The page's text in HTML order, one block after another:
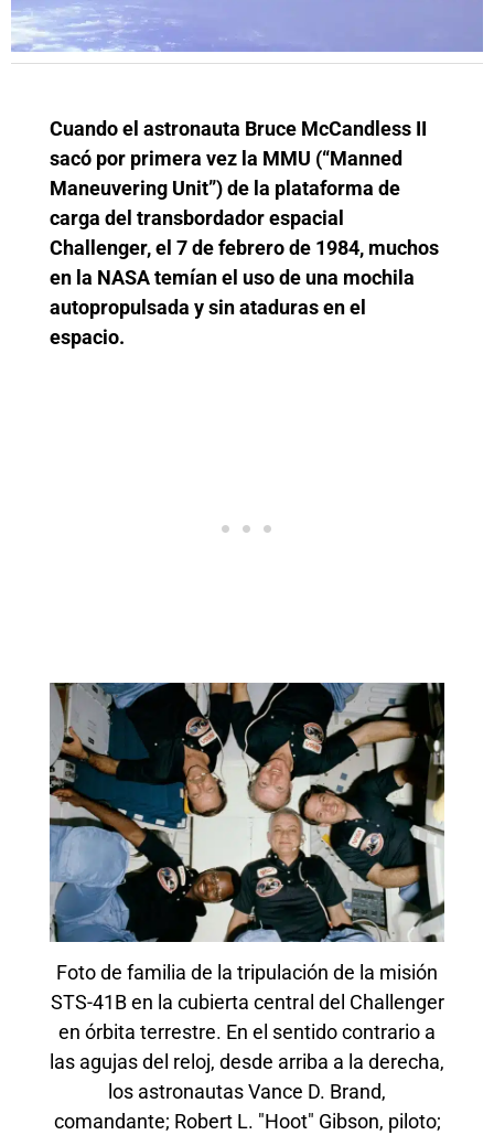
Cuando el astronauta Bruce McCandless II
sacó por primera vez la MMU (“Manned
Maneuvering Unit”) de la plataforma de
carga del transbordador espacial
Challenger, el 7 de febrero de 1984, muchos
en la NASA temían el uso de una mochila
autopropulsada y sin ataduras en el
espacio.
Foto de familia de la tripulación de la misión
STS-41B en la cubierta central del Challenger
en órbita terrestre. En el sentido contrario a
las agujas del reloj, desde arriba a la derecha,
los astronautas Vance D. Brand,
comandante; Robert L. "Hoot" Gibson, piloto;